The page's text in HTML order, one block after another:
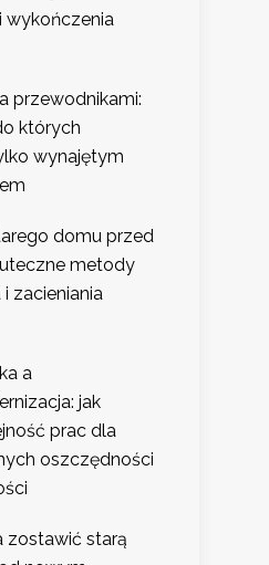
wykończenia
przewodnikami:
których
wynajętym
domu przed
metody
i zacieniania
a
jak
prac dla
oszczędności
zostawić starą